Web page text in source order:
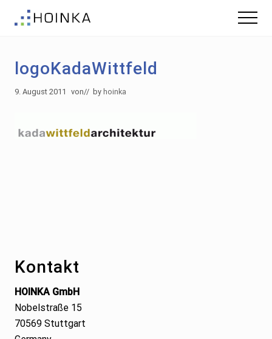
Fußzeile
Green
Building
Menu
logoKadaWittfeld
9. August 2011 von// by hoinka
Kontakt
HOINKA GmbH
Nobelstraße 15
70569 Stuttgart